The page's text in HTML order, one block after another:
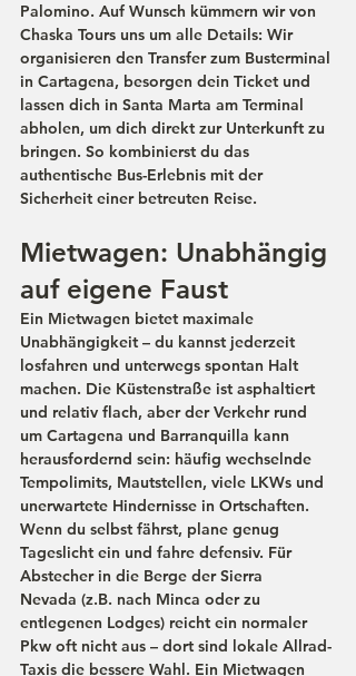
Palomino. Auf Wunsch kümmern wir von
Chaska Tours uns um alle Details: Wir
organisieren den Transfer zum Busterminal
in Cartagena, besorgen dein Ticket und
lassen dich in Santa Marta am Terminal
abholen, um dich direkt zur Unterkunft zu
bringen. So kombinierst du das
authentische Bus-Erlebnis mit der
Sicherheit einer betreuten Reise.
Mietwagen: Unabhängig
auf eigene Faust
Ein Mietwagen bietet maximale
Unabhängigkeit – du kannst jederzeit
losfahren und unterwegs spontan Halt
machen. Die Küstenstraße ist asphaltiert
und relativ flach, aber der Verkehr rund
um Cartagena und Barranquilla kann
herausfordernd sein: häufig wechselnde
Tempolimits, Mautstellen, viele LKWs und
unerwartete Hindernisse in Ortschaften.
Wenn du selbst fährst, plane genug
Tageslicht ein und fahre defensiv. Für
Abstecher in die Berge der Sierra
Nevada (z.B. nach Minca oder zu
entlegenen Lodges) reicht ein normaler
Pkw oft nicht aus – dort sind lokale Allrad-
Taxis die bessere Wahl. Ein Mietwagen